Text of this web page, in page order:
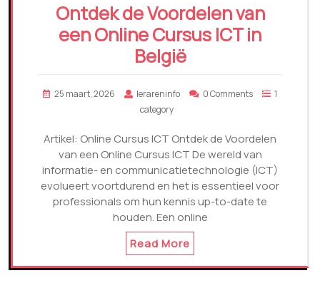
Ontdek de Voordelen van
een Online Cursus ICT in
België
25 maart, 2026 lerareninfo 0 Comments
1
category
Artikel: Online Cursus ICT Ontdek de Voordelen
van een Online Cursus ICT De wereld van
informatie- en communicatietechnologie (ICT)
evolueert voortdurend en het is essentieel voor
professionals om hun kennis up-to-date te
houden. Een online
Read More